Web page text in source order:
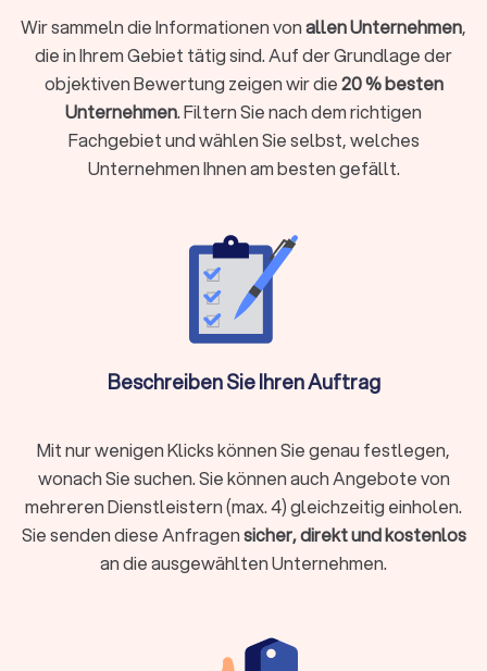
und durch die Entwicklung. Implementierung und
Überwachung eines maßgeschneiderten Finanzplans. Eine
gute Finanzberatung kann spezialisiert sein oder im Team von
Experten für unterschiedliche Bereiche als unabhängige
Berater für Sie tätig werden:
Versicherungen
Baufinanzierung, Hypotheken & Immobilien
Vermögensverwaltung, Finanzplanung & -beratung
Der Finanzberater für Versicherungen weiß durch die
Schilderung Ihrer Lebens- und Finanzsituation die besten
Absicherungen zu gewährleisten. Ob
Versicherungsberater in Parchim sind Sie in den besten
Baufinanzierung, Hypotheken & Immobilien
Finanzierungen rund um Immobilienkauf, Immobilienverkauf
Hypotheken und Immobilien allgemein helfen Ihnen, das
Beste aus Ihrer Immobiliensituation herauszuholen.
Wir sammeln die Informationen vonallen Unternehmen,
die in Ihrem Gebiet tätig sind. Auf der Grundlage der
objektiven Bewertung zeigen wir die20 % besten
Unternehmen. Filtern Sie nach dem richtigen
Fachgebiet und wählen Sie selbst, welches
Unternehmen Ihnen am besten gefällt.
Beschreiben Sie Ihren Auftrag
Mit nur wenigen Klicks können Sie genau festlegen,
wonach Sie suchen. Sie können auch Angebote von
mehreren Dienstleistern (max. 4) gleichzeitig einholen.
Sie senden diese Anfragensicher, direkt und kostenlos
an die ausgewählten Unternehmen.